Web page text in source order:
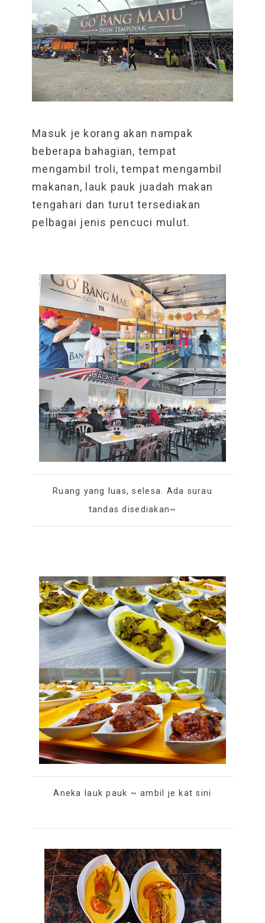
Masuk je korang akan nampak
beberapa bahagian, tempat
mengambil troli, tempat mengambil
makanan, lauk pauk juadah makan
tengahari dan turut tersediakan
pelbagai jenis pencuci mulut.
Ruang yang luas, selesa. Ada surau
tandas disediakan~
Aneka lauk pauk ~ ambil je kat sini